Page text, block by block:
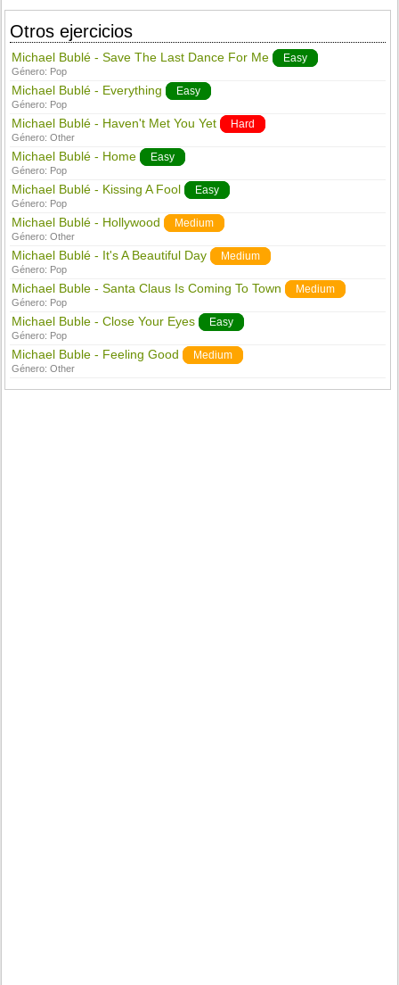
Otros ejercicios
Michael Bublé - Save The Last Dance For Me Easy
Género: Pop
Michael Bublé - Everything Easy
Género: Pop
Michael Bublé - Haven't Met You Yet Hard
Género:Other
Michael Bublé - Home Easy
Género: Pop
Michael Bublé - Kissing A Fool Easy
Género: Pop
Michael Bublé - Hollywood Medium
Género:Other
Michael Bublé - It's A Beautiful Day Medium
Género: Pop
Michael Buble - Santa Claus Is Coming To Town Medium
Género: Pop
Michael Buble - Close Your Eyes Easy
Género: Pop
Michael Buble - Feeling Good Medium
Género:Other